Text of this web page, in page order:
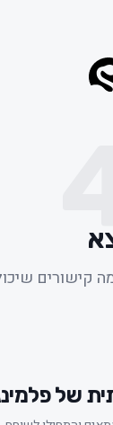
קישורים
של